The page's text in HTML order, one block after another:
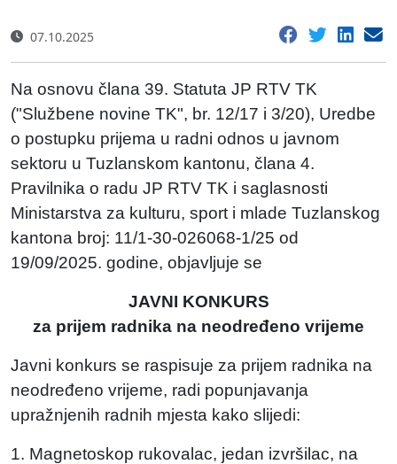
07.10.2025
Na osnovu člana 39. Statuta JP RTV TK
("Službene novine TK", br. 12/17 i 3/20), Uredbe
o postupku prijema u radni odnos u javnom
sektoru u Tuzlanskom kantonu, člana 4.
Pravilnika o radu JP RTV TK i saglasnosti
Ministarstva za kulturu, sport i mlade Tuzlanskog
kantona broj: 11/1-30-026068-1/25 od
19/09/2025. godine, objavljuje se
JAVNI KONKURS
za prijem radnika na neodređeno vrijeme
Javni konkurs se raspisuje za prijem radnika na
neodređeno vrijeme, radi popunjavanja
upražnjenih radnih mjesta kako slijedi:
1. Magnetoskop rukovalac, jedan izvršilac, na